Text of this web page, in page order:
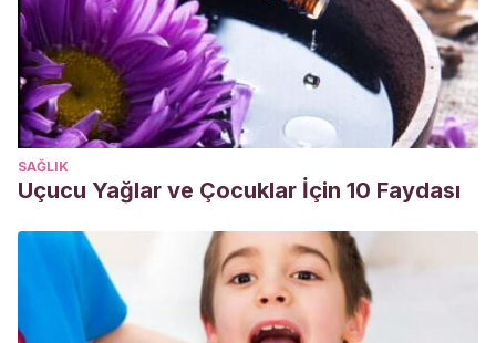
SAĞLIK
Uçucu Yağlar ve Çocuklar İçin 10 Faydası